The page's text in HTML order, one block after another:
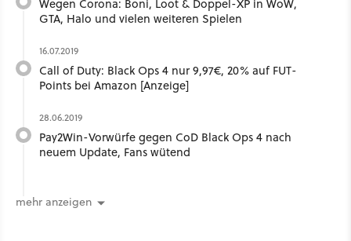
Wegen Corona: Boni, Loot & Doppel-XP in WoW,
GTA, Halo und vielen weiteren Spielen
16.07.2019
Call of Duty: Black Ops 4 nur 9,97€, 20% auf FUT-
Points bei Amazon [Anzeige]
28.06.2019
Pay2Win-Vorwürfe gegen CoD Black Ops 4 nach
neuem Update, Fans wütend
mehr anzeigen